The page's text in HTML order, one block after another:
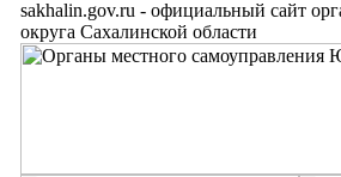
sakhalin.gov.ru - официальный сайт
округа Сахалинской области